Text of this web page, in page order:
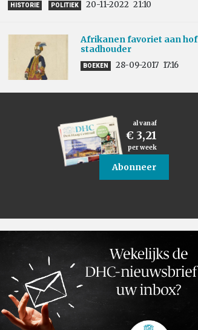
HISTORIE POLITIEK 20-11-2022 21:10
Afrikanen favoriet aan hof
stadhouder
BOEKEN 28-09-2017 17:16
al vanaf
€ 3,21
per week
Abonneer